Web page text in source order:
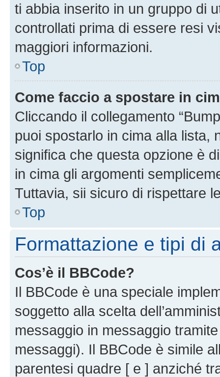
ti abbia inserito in un gruppo di
controllati prima di essere resi
maggiori informazioni.
Top
Come faccio a spostare in
Cliccando il collegamento
puoi spostarlo in cima alla lista,
significa che questa opzione è
in cima gli argomenti
Tuttavia, sii sicuro di rispettare
Top
Formattazione e tipi di
Cos’è il BBCode?
Il BBCode è una speciale
soggetto alla scelta
messaggio in messaggio
messaggi). Il BBCode è simile
parentesi quadre [ e ] anziché